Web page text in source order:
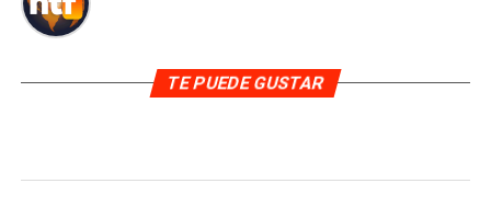
TE PUEDE GUSTAR